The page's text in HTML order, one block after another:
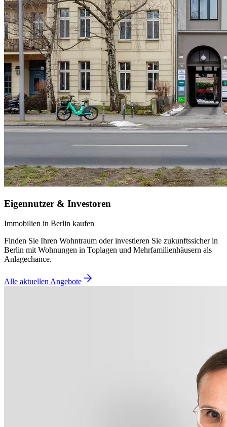
Eigennutzer & Investoren
Immobilien in Berlin kaufen
Finden Sie Ihren Wohntraum oder investieren Sie zukunftssicher in
Berlin mit Wohnungen in Toplagen und Mehrfamilienhäusern als
Anlagechance.
Alle aktuellen Angebote